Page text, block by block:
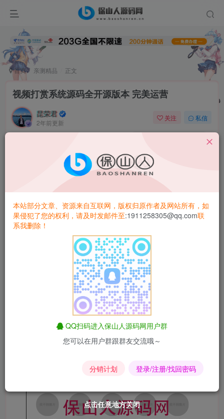
首页 亲测精品 正文
视频打赏系统源码全开源版本 完美运营
昆荣君
2年前更新
关注 私信
视频打赏系统全开源版本_附教程_站长亲测
双模板，可开设代理，可对接易支付，全开源可任意二开
点击任意地方关闭
点击任意地方关闭
点击任意地方关闭
点击任意地方关闭
点击任意地方关闭
点击任意地方关闭
本站部分文章、资源来自互联网，版权归原作者及网站所有，如
果侵犯了您的权利，请及时发邮件至:1911258305@qq.com联
系我删除！
QQ扫码进入保山人源码网用户群
您可以在用户群跟群友交流哦～
分销计划 登录/注册/找回密码